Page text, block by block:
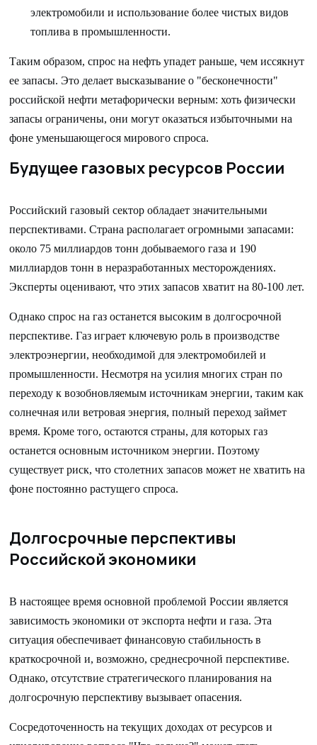
электромобили и использование более чистых видов
топлива в промышленности.
Таким образом, спрос на нефть упадет раньше, чем иссякнут
ее запасы. Это делает высказывание о "бесконечности"
российской нефти метафорически верным: хоть физически
запасы ограничены, они могут оказаться избыточными на
фоне уменьшающегося мирового спроса.
Будущее газовых ресурсов России
Российский газовый сектор обладает значительными
перспективами. Страна располагает огромными запасами:
около 75 миллиардов тонн добываемого газа и 190
миллиардов тонн в неразработанных месторождениях.
Эксперты оценивают, что этих запасов хватит на 80-100 лет.
Однако спрос на газ останется высоким в долгосрочной
перспективе. Газ играет ключевую роль в производстве
электроэнергии, необходимой для электромобилей и
промышленности. Несмотря на усилия многих стран по
переходу к возобновляемым источникам энергии, таким как
солнечная или ветровая энергия, полный переход займет
время. Кроме того, остаются страны, для которых газ
останется основным источником энергии. Поэтому
существует риск, что столетних запасов может не хватить на
фоне постоянно растущего спроса.
Долгосрочные перспективы
Российской экономики
В настоящее время основной проблемой России является
зависимость экономики от экспорта нефти и газа. Эта
ситуация обеспечивает финансовую стабильность в
краткосрочной и, возможно, среднесрочной перспективе.
Однако, отсутствие стратегического планирования на
долгосрочную перспективу вызывает опасения.
Сосредоточенность на текущих доходах от ресурсов и